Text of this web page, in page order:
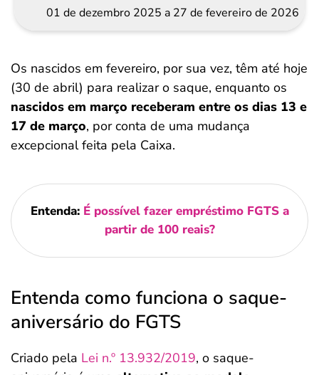
01 de dezembro 2025 a 27 de fevereiro de 2026
Os nascidos em fevereiro, por sua vez, têm até hoje
(30 de abril) para realizar o saque, enquanto os
nascidos em março receberam entre os dias 13 e
17 de março, por conta de uma mudança
excepcional feita pela Caixa.
Entenda: É possível fazer empréstimo FGTS a
partir de 100 reais?
Entenda como funciona o saque-
aniversário do FGTS
Criado pela Lei n.º 13.932/2019, o saque-